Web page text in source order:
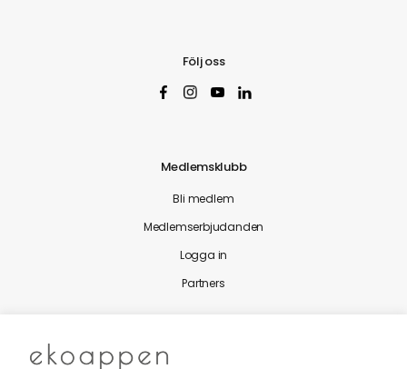
Följ oss
Medlemsklubb
Bli medlem
Medlemserbjudanden
Logga in
Partners
Nytt från Ekoappen